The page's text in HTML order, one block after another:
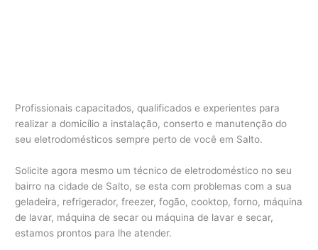
Profissionais capacitados, qualificados e experientes para
realizar a domicílio a instalação, conserto e manutenção do
seu eletrodomésticos sempre perto de você em Salto.
Solicite agora mesmo um técnico de eletrodoméstico no seu
bairro na cidade de Salto, se esta com problemas com a sua
geladeira, refrigerador, freezer, fogão, cooktop, forno, máquina
de lavar, máquina de secar ou máquina de lavar e secar,
estamos prontos para lhe atender.